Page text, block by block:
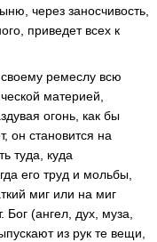
через заносчивость,
приведет всех к
ремеслу всю
материей,
огонь, как бы
он становится на
туда, куда
его труд и мольбы,
миг или на миг
Бог (ангел, дух, муза,
из рук те вещи,